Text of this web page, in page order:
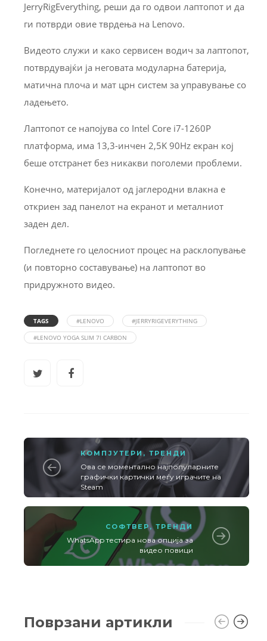
JerryRigEverything, реши да го одвои лаптопот и да
ги потврди овие тврдења на Lenovo.
Видеото служи и како сервисен водич за лаптопот,
потврдувајќи ја неговата модуларна батерија,
матична плоча и мат црн систем за управување со
ладењето.
Лаптопот се напојува со Intel Core i7-1260P
платформа, има 13,3-инчен 2,5K 90Hz екран кој
беше отстранет без никакви поголеми проблеми.
Конечно, материјалот од јаглеродни влакна е
откриен зад панелот на екранот и металниот
заден дел.
Погледнете го целосниот процес на расклопување
(и повторно составување) на лаптопот во
придружното видео.
TAGS #LENOVO
#JERRYRIGEVERYTHING
#LENOVO YOGA SLIM 7I CARBON
КОМПЈУТЕРИ, ТРЕНДИ
Ова се моментално најпопуларните
графички картички меѓу играчите на
Steam
СОФТВЕР , ТРЕНДИ
WhatsApp тестира нова опција за
видео повици
Поврзани артикли